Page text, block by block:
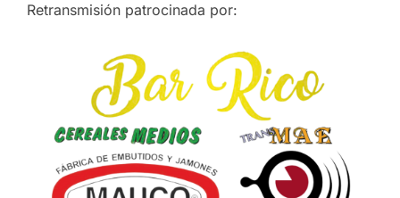
Retransmisión patrocinada por: